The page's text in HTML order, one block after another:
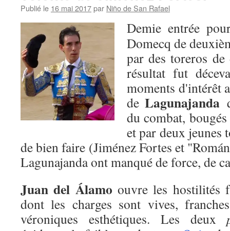
Publié le 16 mai 2017par Niño de San Rafael
Demie entrée
Domecq de
par des toreros
résultat fut
moments d'intérêt
deLagunajanda
du combat,
et par deux jeunes
de bien faire (Jiménez Fortes et
Lagunajanda ont manqué de force, de
Juan del Álamo ouvre les hostilités
dont les charges sont vives,
véroniques esthétiques. Les deux